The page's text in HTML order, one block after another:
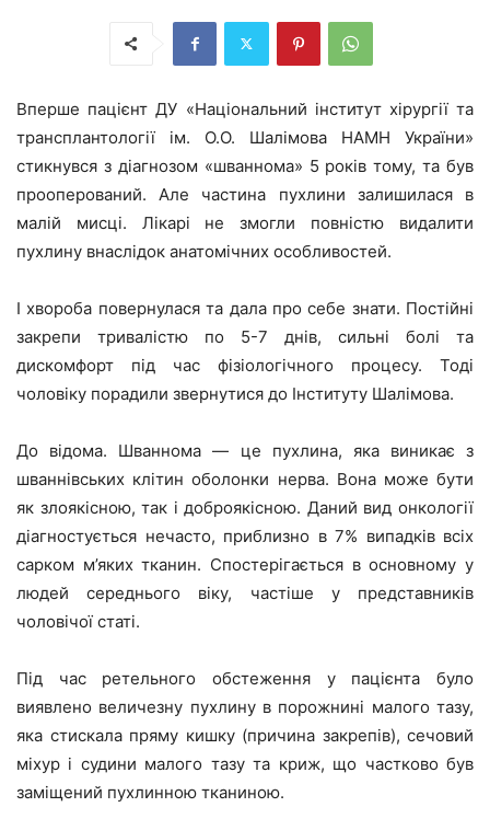
Вперше пацієнт ДУ «Національний інститут хірургії та
трансплантології ім. О.О. Шалімова НАМН України»
стикнувся з діагнозом «шваннома» 5 років тому, та був
прооперований. Але частина пухлини залишилася в
малій мисці. Лікарі не змогли повністю видалити
пухлину внаслідок анатомічних особливостей.
І хвороба повернулася та дала про себе знати. Постійні
закрепи тривалістю по 5-7 днів, сильні болі та
дискомфорт під час фізіологічного процесу. Тоді
чоловіку порадили звернутися до Інституту Шалімова.
До відома. Шваннома — це пухлина, яка виникає з
шваннівських клітин оболонки нерва. Вона може бути
як злоякісною, так і доброякісною. Даний вид онкології
діагностується нечасто, приблизно в 7% випадків всіх
сарком м’яких тканин. Спостерігається в основному у
людей середнього віку, частіше у представників
чоловічої статі.
Під час ретельного обстеження у пацієнта було
виявлено величезну пухлину в порожнині малого тазу,
яка стискала пряму кишку (причина закрепів), сечовий
міхур і судини малого тазу та криж, що частково був
заміщений пухлинною тканиною.